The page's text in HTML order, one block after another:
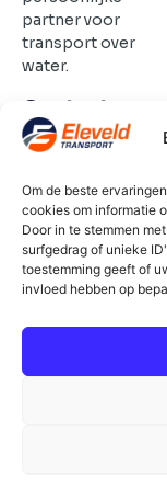
Om de beste
cookies om informatie
Door in te stemmen
surfgedrag of unieke
toestemming geeft of
invloed hebben op
partner voor
transport over
water.
+31 (0)6 21 15 24
99